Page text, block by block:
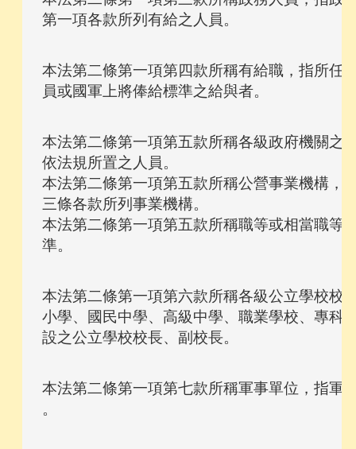
本法第二條第一項第四款所稱有給職，指所任
本法第二條第一項第五款所稱各級政府機關之
依法規所置之人員。
本法第二條第一項第五款所稱公營事業機構，
三條各款所列事業機構。
本法第二條第一項第五款所稱職等或相當職等
本法第二條第一項第六款所稱各級公立學校校
小學、國民中學、高級中學、職業學校、專科
本法第二條第一項第七款所稱軍事單位，指軍